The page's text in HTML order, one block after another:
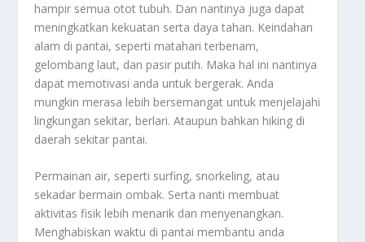
hampir semua otot tubuh. Dan nantinya juga dapat
meningkatkan kekuatan serta daya tahan. Keindahan
alam di pantai, seperti matahari terbenam,
gelombang laut, dan pasir putih. Maka hal ini nantinya
dapat memotivasi anda untuk bergerak. Anda
mungkin merasa lebih bersemangat untuk menjelajahi
lingkungan sekitar, berlari. Ataupun bahkan hiking di
daerah sekitar pantai.
Permainan air, seperti surfing, snorkeling, atau
sekadar bermain ombak. Serta nanti membuat
aktivitas fisik lebih menarik dan menyenangkan.
Menghabiskan waktu di pantai membantu anda